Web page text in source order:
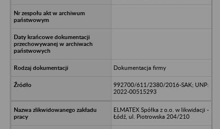
Dokumentacja firmy
992700/611/2380/2016-SAK; UNP:
2022-00515293
ELMATEX Spółka z o.o. w likwidacji -
Łódź, ul. Piotrowska 204/210